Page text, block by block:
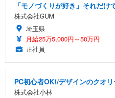
「モノづくりが好き」それだ
株式会社GUM
埼玉県
月給25万5,000円～50万円
正社員
PC初心者OK!/デザインのクオ
株式会社小林